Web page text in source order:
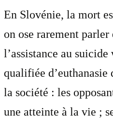
En Slovénie, la mort
on ose rarement
l’assistance au
qualifiée
la société : les
une atteinte à la vie ;